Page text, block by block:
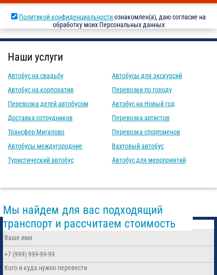
Политикой конфиденциальностиознакомлен(а), даю согласие на
обработку моих Персональных данных
Наши услуги
Автобус на свадьбу
Автобус на корпоратив
Перевозка детей автобусом
Доставка сотрудников
Трансфер Мигалово
Автобусы междугородние
Туристический автобус
Автобусы для экскурсий
Перевозки по городу
Автобус на Новый год
Перевозка артистов
Перевозка спортсменов
Вахтовый автобус
Автобус для мероприятий
Мы найдем для вас подходящий
транспорт и рассчитаем стоимость